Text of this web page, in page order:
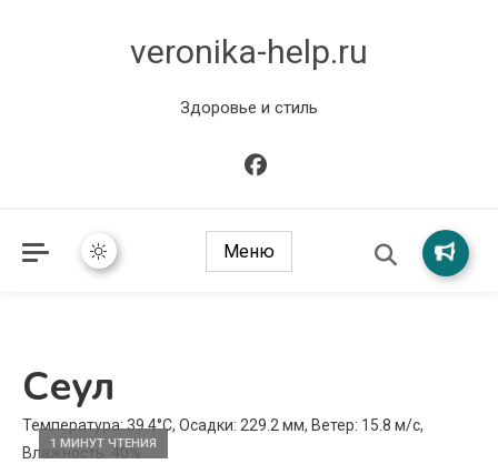
veronika-help.ru
Здоровье и стиль
Меню
Сеул
1 МИНУТ ЧТЕНИЯ
Температура: 39.4°C, Осадки: 229.2 мм, Ветер: 15.8 м/с,
Влажность: 40%